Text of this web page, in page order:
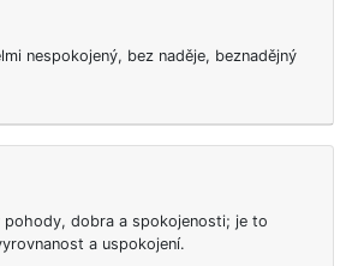
nespokojený, bez naděje, beznadějný
pohody, dobra a spokojenosti; je to
a uspokojení.